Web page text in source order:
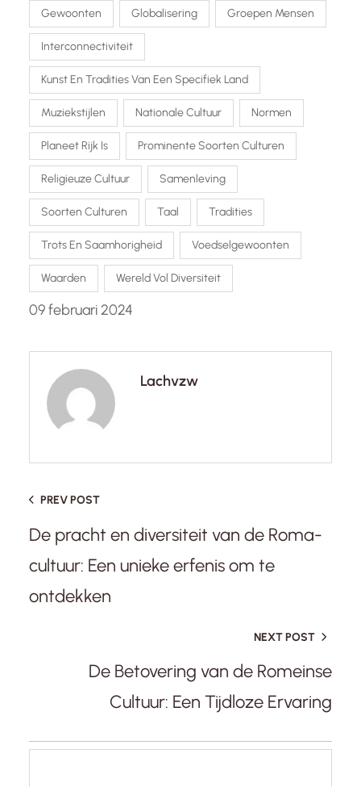
Gewoonten Globalisering Groepen Mensen
Interconnectiviteit
Kunst En Tradities Van Een Specifiek Land
Muziekstijlen Nationale Cultuur Normen
Planeet Rijk Is Prominente Soorten Culturen
Religieuze Cultuur Samenleving
Soorten Culturen Taal Tradities
Trots En Saamhorigheid Voedselgewoonten
Waarden Wereld Vol Diversiteit
09 februari 2024
Lachvzw
PREV POST
De pracht en diversiteit van de Roma-
cultuur: Een unieke erfenis om te
ontdekken
NEXT POST
De Betovering van de Romeinse
Cultuur: Een Tijdloze Ervaring